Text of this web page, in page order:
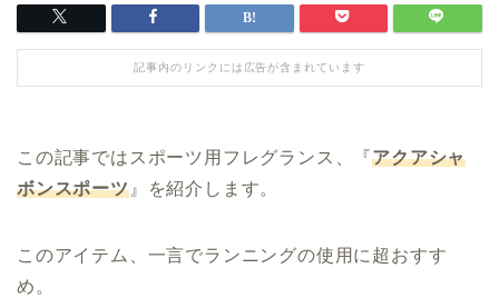
記事内のリンクには広告が含まれています
この記事ではスポーツ用フレグランス、『アクアシャ
ボンスポーツ』を紹介します。
このアイテム、一言でランニングの使用に超おすす
め。